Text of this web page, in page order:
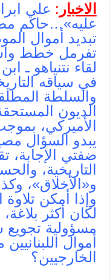
الاخبار : علي
عليه»…‫حاكم
تبديد أموال
تفرمل خطط
لقاء نتنياهو
في سياقه
والسلطة
الديون
الأميركي،
يبدو السؤال
ضفتي الإجابة،
التاريخية،
و«الأخلاق»،
وإذا أمكن
لكان أكثر
مسؤولية
أموال
الخارجيين؟